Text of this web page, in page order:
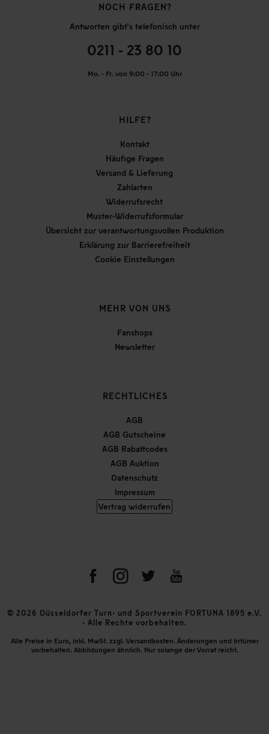
NOCH FRAGEN?
Antworten gibt's telefonisch unter
0211 - 23 80 10
Mo. - Fr. von 9:00 - 17:00 Uhr
HILFE?
Kontakt
Häufige Fragen
Versand & Lieferung
Zahlarten
Widerrufsrecht
Muster-Widerrufsformular
Übersicht zur verantwortungsvollen Produktion
Erklärung zur Barrierefreiheit
Cookie Einstellungen
MEHR VON UNS
Fanshops
Newsletter
RECHTLICHES
AGB
AGB Gutscheine
AGB Rabattcodes
AGB Auktion
Datenschutz
Impressum
Vertrag widerrufen
© 2026 Düsseldorfer Turn- und Sportverein FORTUNA 1895 e.V.
- Alle Rechte vorbehalten.
Alle Preise in Euro, inkl. MwSt. zzgl. Versandkosten. Änderungen und Irrtümer
vorbehalten. Abbildungen ähnlich. Nur solange der Vorrat reicht.